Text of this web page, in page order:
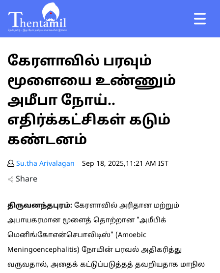
கேரளாவில் பரவும்
மூளையை உண்ணும்
அமீபா நோய்..
எதிர்க்கட்சிகள் கடும்
கண்டனம்
Su.tha Arivalagan Sep 18, 2025,11:21 AM IST
Share
திருவனந்தபுரம்: கேரளாவில் அரிதான மற்றும்
அபாயகரமான மூளைத் தொற்றான "அமீபிக்
மெனிங்கோஎன்செபாலிடிஸ்" (Amoebic
Meningoencephalitis) நோயின் பரவல் அதிகரித்து
வருவதால், அதைக் கட்டுப்படுத்தத் தவறியதாக மாநில